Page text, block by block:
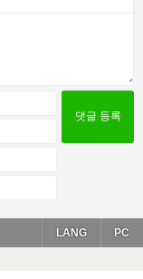
PC
LANG